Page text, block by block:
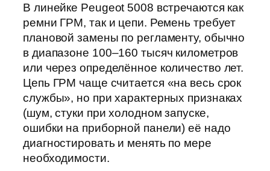
В линейке Peugeot 5008 встречаются как
ремни ГРМ, так и цепи. Ремень требует
плановой замены по регламенту, обычно
в диапазоне 100–160 тысяч километров
или через определённое количество лет.
Цепь ГРМ чаще считается «на весь срок
службы», но при характерных признаках
(шум, стуки при холодном запуске,
ошибки на приборной панели) её надо
диагностировать и менять по мере
необходимости.